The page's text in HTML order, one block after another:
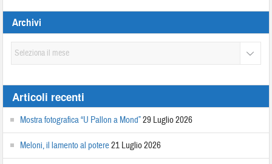
Archivi
Articoli recenti
Mostra fotografica “U Pallon a Mond”29 Luglio 2026
Meloni, il lamento al potere21 Luglio 2026